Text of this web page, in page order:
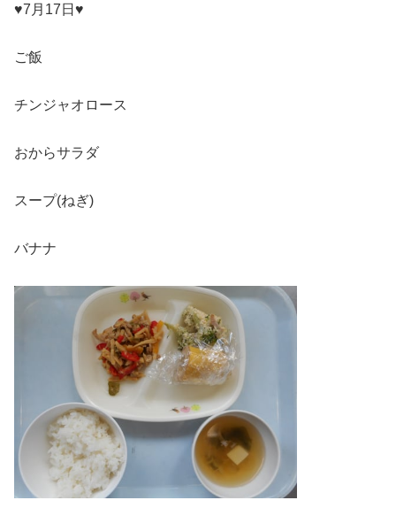
♥7月17日♥
ご飯
チンジャオロース
おからサラダ
スープ(ねぎ)
バナナ